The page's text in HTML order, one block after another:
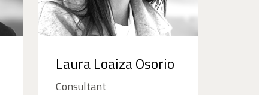
Laura Loaiza Osorio
Consultant